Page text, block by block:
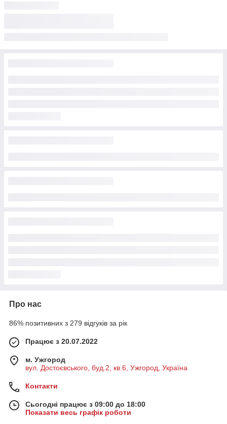
Про нас
86% позитивних з 279 відгуків за рік
Працює з 20.07.2022
м. Ужгород
вул. Достоєвського, буд.2, кв.6, Ужгород, Україна
Контакти
Сьогодні працює з 09:00 до 18:00
Показати весь графік роботи